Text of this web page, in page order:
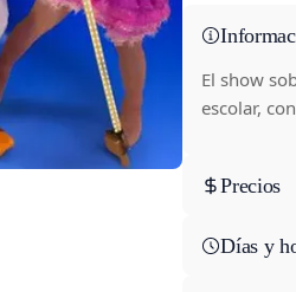
El show
escolar,
Precios
Días y